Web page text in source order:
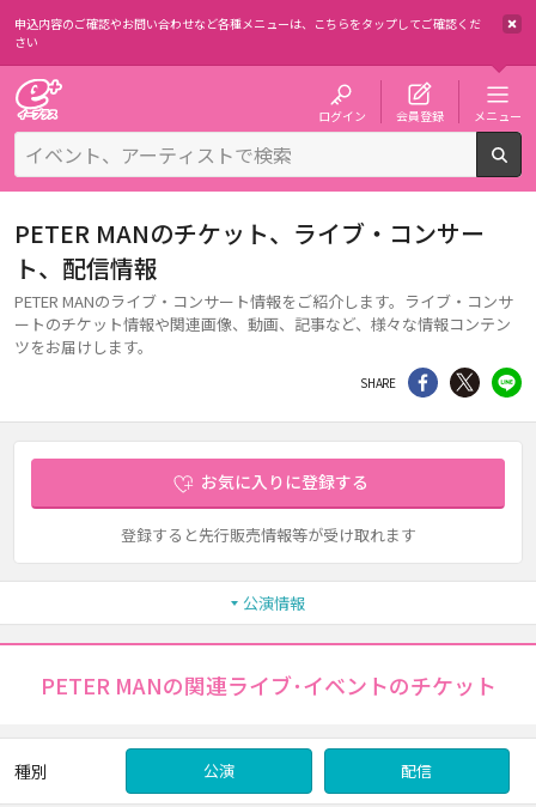
申込内容のご確認やお問い合わせなど各種メニューは、 こちらをタップしてご確認くだ
さい
ログイン 会員登録 メニュー
PETER MANのチケット、ライブ・コンサー
ト、配信情報
PETER MANのライブ・コンサート情報をご紹介します。ライブ・コンサ
ートのチケット情報や関連画像、動画、記事など、様々な情報コンテン
ツをお届けします。
SHARE シェア Twitter
お気に入りに登録する
登録すると先行販売情報等が受け取れます
公演情報
PETER MANの関連ライブ･イベントのチケット
種別 公演 配信